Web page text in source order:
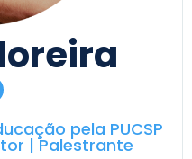
pela PUCSP
| Palestrante